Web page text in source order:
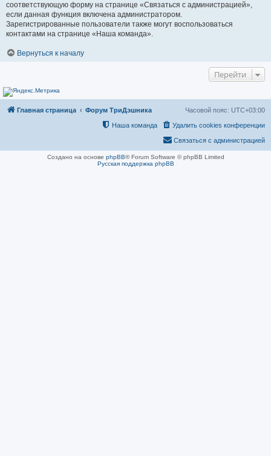
соответствующую форму на странице «Связаться с администрацией»,
если данная функция включена администратором.
Зарегистрированные пользователи также могут воспользоваться
контактами на странице «Наша команда».
Вернуться к началу
Перейти
Главная страница Форум ТриДэшника Часовой пояс: UTC+03:00
Удалить cookies конференции
Наша команда
Связаться с администрацией
Создано на основе phpBB® Forum Software © phpBB Limited
Русская поддержка phpBB